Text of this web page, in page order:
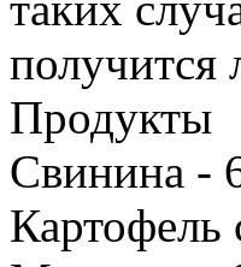
получится
Продукты
Свинина -
Картофель